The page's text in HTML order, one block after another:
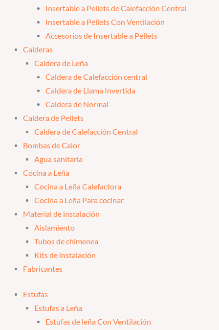
Insertable a Pellets de Calefacción Central
Insertable a Pellets Con Ventilación
Accesorios de Insertable a Pellets
Calderas
Caldera de Leña
Caldera de Calefacción central
Caldera de Llama Invertida
Caldera de Normal
Caldera de Pellets
Caldera de Calefacción Central
Bombas de Calor
Agua sanitaria
Cocina a Leña
Cocina a Leña Calefactora
Cocina a Leña Para cocinar
Material de instalación
Aislamiento
Tubos de chimenea
Kits de instalación
Fabricantes
Estufas
Estufas a Leña
Estufas de leña Con Ventilación